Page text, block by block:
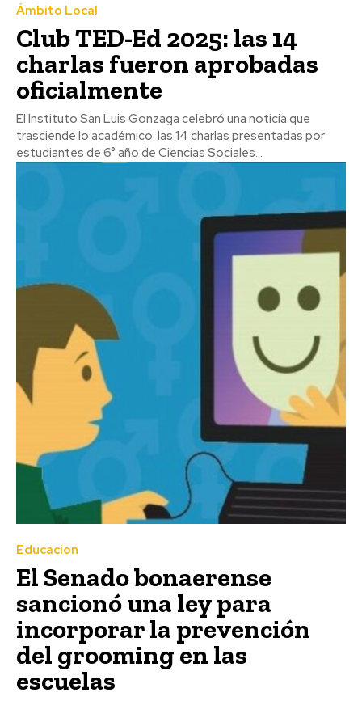
Ámbito Local
Club TED-Ed 2025: las 14
charlas fueron aprobadas
oficialmente
El Instituto San Luis Gonzaga celebró una noticia que
trasciende lo académico: las 14 charlas presentadas por
estudiantes de 6° año de Ciencias Sociales...
Educacion
El Senado bonaerense
sancionó una ley para
incorporar la prevención
del grooming en las
escuelas